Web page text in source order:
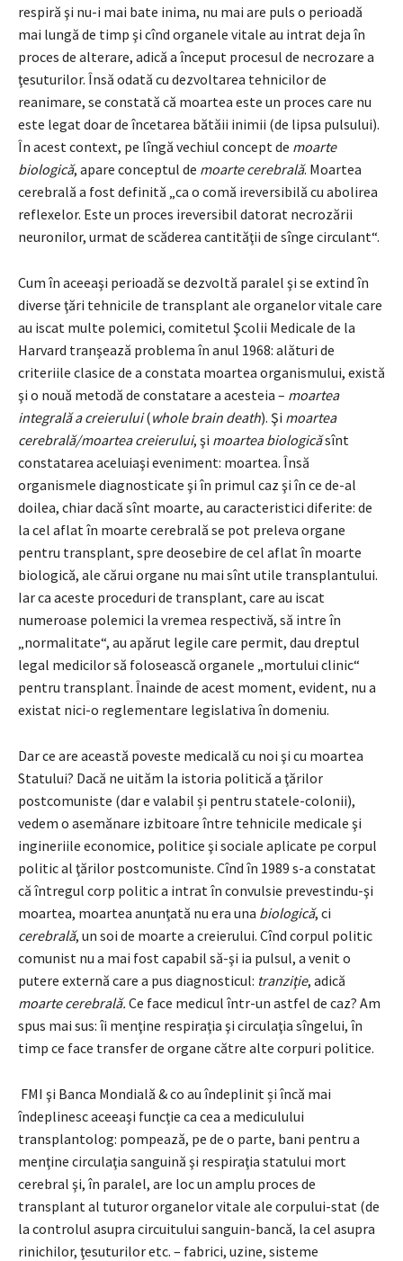
respiră şi nu-i mai bate inima, nu mai are puls o perioadă
mai lungă de timp şi cînd organele vitale au intrat deja în
proces de alterare, adică a început procesul de necrozare a
ţesuturilor. Însă odată cu dezvoltarea tehnicilor de
reanimare, se constată că moartea este un proces care nu
este legat doar de încetarea bătăii inimii (de lipsa pulsului).
În acest context, pe lîngă vechiul concept de moarte
biologică, apare conceptul de moarte cerebrală. Moartea
cerebrală a fost definită „ca o comă ireversibilă cu abolirea
reflexelor. Este un proces ireversibil datorat necrozării
neuronilor, urmat de scăderea cantităţii de sînge circulant“.
Cum în aceeaşi perioadă se dezvoltă paralel şi se extind în
diverse ţări tehnicile de transplant ale organelor vitale care
au iscat multe polemici, comitetul Şcolii Medicale de la
Harvard tranşează problema în anul 1968: alături de
criteriile clasice de a constata moartea organismului, există
şi o nouă metodă de constatare a acesteia – moartea
integrală a creierului(whole brain death). Şi moartea
cerebrală/moartea creierului, şi moartea biologicăsînt
constatarea aceluiaşi eveniment: moartea. Însă
organismele diagnosticate şi în primul caz şi în ce de-al
doilea, chiar dacă sînt moarte, au caracteristici diferite: de
la cel aflat în moarte cerebrală se pot preleva organe
pentru transplant, spre deosebire de cel aflat în moarte
biologică, ale cărui organe nu mai sînt utile transplantului.
Iar ca aceste proceduri de transplant, care au iscat
numeroase polemici la vremea respectivă, să intre în
„normalitate“, au apărut legile care permit, dau dreptul
legal medicilor să folosească organele „mortului clinic“
pentru transplant. Înainde de acest moment, evident, nu a
existat nici-o reglementare legislativa în domeniu.
Dar ce are această poveste medicală cu noi şi cu moartea
Statului? Dacă ne uităm la istoria politică a ţărilor
postcomuniste (dar e valabil și pentru statele-colonii),
vedem o asemănare izbitoare între tehnicile medicale şi
ingineriile economice, politice şi sociale aplicate pe corpul
politic al ţărilor postcomuniste. Cînd în 1989 s-a constatat
că întregul corp politic a intrat în convulsie prevestindu-şi
moartea, moartea anunţată nu era una biologică, ci
cerebrală, un soi de moarte a creierului. Cînd corpul politic
comunist nu a mai fost capabil să-şi ia pulsul, a venit o
putere externă care a pus diagnosticul: tranziţie, adică
moarte cerebrală. Ce face medicul într-un astfel de caz? Am
spus mai sus: îi menţine respiraţia şi circulaţia sîngelui, în
timp ce face transfer de organe către alte corpuri politice.
FMI şi Banca Mondială & co au îndeplinit și încă mai
îndeplinesc aceeaşi funcţie ca cea a mediculului
transplantolog: pompează, pe de o parte, bani pentru a
menţine circulaţia sanguină şi respiraţia statului mort
cerebral şi, în paralel, are loc un amplu proces de
transplant al tuturor organelor vitale ale corpului-stat (de
la controlul asupra circuitului sanguin-bancă, la cel asupra
rinichilor, ţesuturilor etc. – fabrici, uzine, sisteme